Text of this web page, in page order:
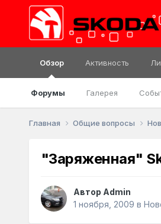
Обзор
Форумы Галерея
Активность
Главная Общие вопросы
"Заряженная"
Автор Admin
1 ноября, 2009 в